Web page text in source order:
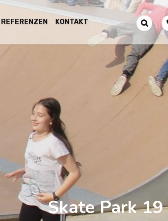
REFERENZEN KONTAKT
Skate Park 19